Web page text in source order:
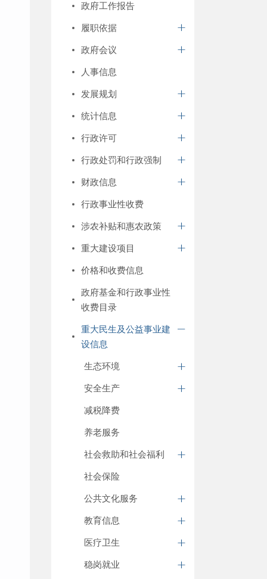
政府工作报告
履职依据
政府会议
人事信息
发展规划
统计信息
行政许可
行政处罚和行政强制
财政信息
行政事业性收费
涉农补贴和惠农政策
重大建设项目
价格和收费信息
政府基金和行政事业性
收费目录
重大民生及公益事业建
设信息
生态环境
安全生产
减税降费
养老服务
社会救助和社会福利
社会保险
公共文化服务
教育信息
医疗卫生
稳岗就业